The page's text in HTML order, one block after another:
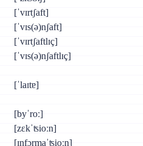
[ˈvɪrtʃaft]
[ˈvɪs(ə)nʃaft]
[ˈvɪrtʃaftlɪç]
[ˈvɪs(ə)nʃaftlɪç]
[ˈlaɪtɐ]
[byˈroː]
[zɛkˈʦioːn]
[ɪnfɔrmaˈʦioːn]